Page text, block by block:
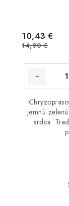
10,43 €
14,90 €
jemnú
srdca.